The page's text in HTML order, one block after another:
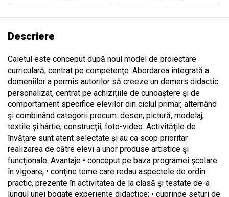
Descriere
Caietul este conceput după noul model de proiectare
curriculară, centrat pe competenţe. Abordarea integrată a
domeniilor a permis autorilor să creeze un demers didactic
personalizat, centrat pe achiziţiile de cunoaştere şi de
comportament specifice elevilor din ciclul primar, alternând
şi combinând categorii precum: desen, pictură, modelaj,
textile şi hârtie, construcţii, foto-video. Activităţile de
învăţare sunt atent selectate şi au ca scop prioritar
realizarea de către elevi a unor produse artistice şi
funcţionale. Avantaje • conceput pe baza programei şcolare
în vigoare; • conţine teme care redau aspectele de ordin
practic, prezente în activitatea de la clasă şi testate de-a
lungul unei bogate experienţe didactice; • cuprinde seturi de